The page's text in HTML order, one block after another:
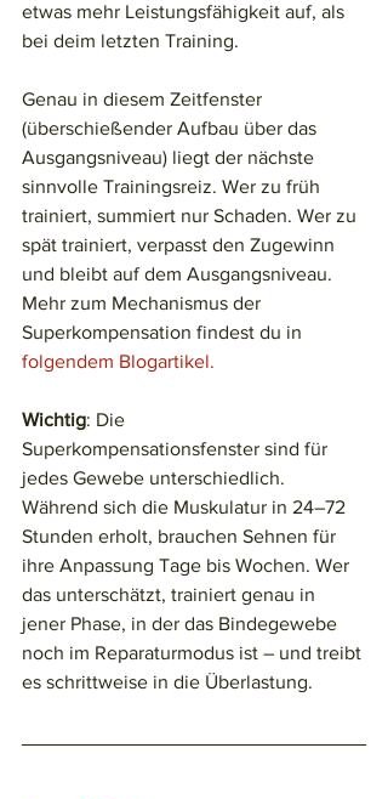
etwas mehr Leistungsfähigkeit auf, als
bei deim letzten Training.
Genau in diesem Zeitfenster
(überschießender Aufbau über das
Ausgangsniveau) liegt der nächste
sinnvolle Trainingsreiz. Wer zu früh
trainiert, summiert nur Schaden. Wer zu
spät trainiert, verpasst den Zugewinn
und bleibt auf dem Ausgangsniveau.
Mehr zum Mechanismus der
Superkompensation findest du in
folgendem Blogartikel.
Wichtig: Die
Superkompensationsfenster sind für
jedes Gewebe unterschiedlich.
Während sich die Muskulatur in 24–72
Stunden erholt, brauchen Sehnen für
ihre Anpassung Tage bis Wochen. Wer
das unterschätzt, trainiert genau in
jener Phase, in der das Bindegewebe
noch im Reparaturmodus ist – und treibt
es schrittweise in die Überlastung.